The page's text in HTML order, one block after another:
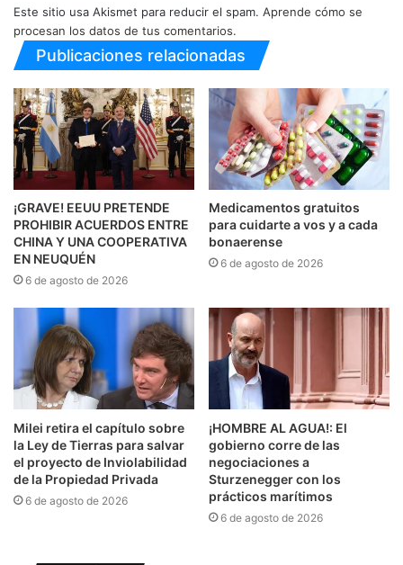
Este sitio usa Akismet para reducir el spam. Aprende cómo se
procesan los datos de tus comentarios.
Publicaciones relacionadas
¡GRAVE! EEUU PRETENDE
PROHIBIR ACUERDOS ENTRE
CHINA Y UNA COOPERATIVA
EN NEUQUÉN
6 de agosto de 2026
Medicamentos gratuitos
para cuidarte a vos y a cada
bonaerense
6 de agosto de 2026
Milei retira el capítulo sobre
la Ley de Tierras para salvar
el proyecto de Inviolabilidad
de la Propiedad Privada
6 de agosto de 2026
¡HOMBRE AL AGUA!: El
gobierno corre de las
negociaciones a
Sturzenegger con los
prácticos marítimos
6 de agosto de 2026